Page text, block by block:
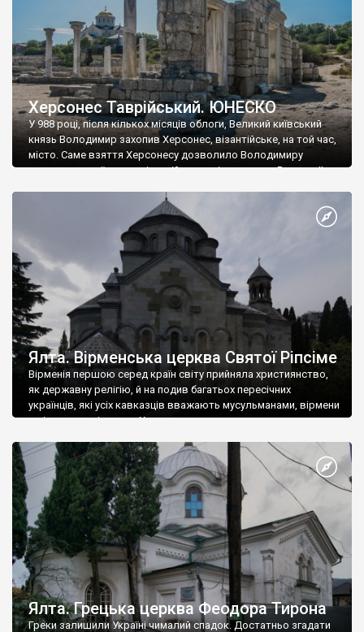
Херсонес Таврійський. ЮНЕСКО
У 988 році, після кількох місяців облоги, Великий київський
князь Володимир захопив Херсонес, візантійське, на той час,
місто. Саме взяття Херсонесу дозволило Володимиру
диктувати свої умови візантійському імператору Василю ІІ, та
Херсонесі Володимир-язичник, став Василем-християнином.
А потім було Хрещення Русі. На честь Херсонесу Таврійського
Ялта. Вірменська церква Святої Ріпсіме
Вірменія першою серед країн світу прийняла християнство,
як державну релігію, й на подив багатьох пересічних
українців, які усіх кавказців вважають мусульманами, вірмени
є відданими вірянами Христа
Ялта. Грецька церква Феодора Тирона
Греки залишили Україні чималий спадок. Достатньо згадати